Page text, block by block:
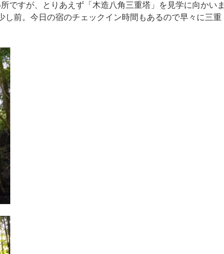
ですが、とりあえず「木造八角三重塔」を見学に向かいま
し前。今日の宿のチェックイン時間もあるので早々に三重